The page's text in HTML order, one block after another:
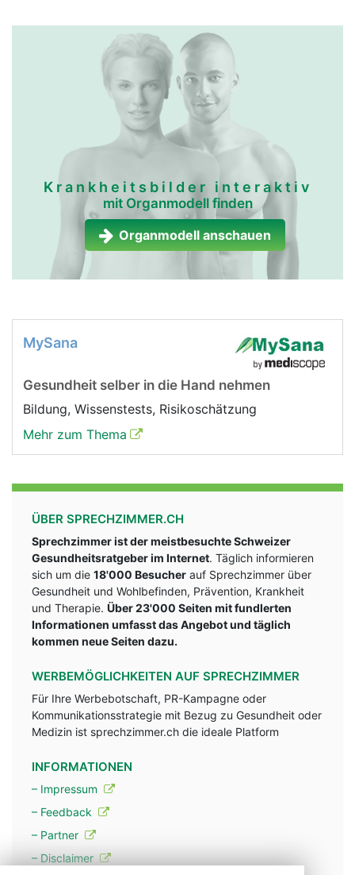
Krankheitsbilder interaktiv
mit Organmodell finden
Organmodell anschauen
MySana
Gesundheit selber in die Hand nehmen
Bildung, Wissenstests, Risikoschätzung
Mehr zum Thema
ÜBER SPRECHZIMMER.CH
Sprechzimmer ist der meistbesuchte Schweizer
Gesundheitsratgeber im Internet. Täglich informieren
sich um die 18'000 Besucher auf Sprechzimmer über
Gesundheit und Wohlbefinden, Prävention, Krankheit
und Therapie. Über 23'000 Seiten mit fundlerten
Informationen umfasst das Angebot und täglich
kommen neue Seiten dazu.
WERBEMÖGLICHKEITEN AUF SPRECHZIMMER
Für Ihre Werbebotschaft, PR-Kampagne oder
Kommunikationsstrategie mit Bezug zu Gesundheit oder
Medizin ist sprechzimmer.ch die ideale Platform
INFORMATIONEN
– Impressum
– Feedback
– Partner
– Disclaimer